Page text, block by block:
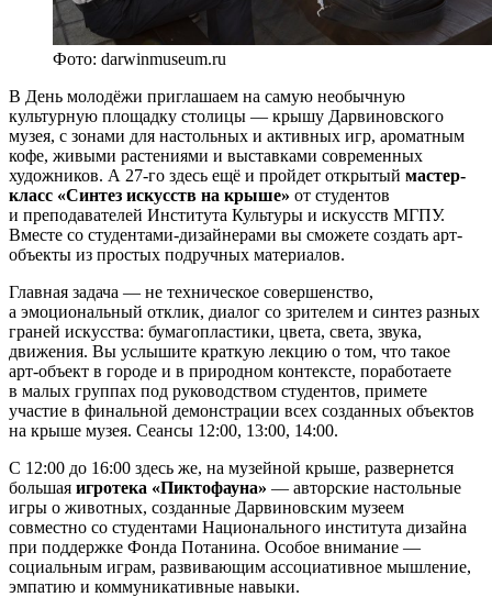
Фото: darwinmuseum.ru
В День молодёжи приглашаем на самую необычную
культурную площадку столицы — крышу Дарвиновского
музея, с зонами для настольных и активных игр, ароматным
кофе, живыми растениями и выставками современных
художников. А 27-го здесь ещё и пройдет открытый мастер-
класс «Синтез искусств на крыше» от студентов
и преподавателей Института Культуры и искусств МГПУ.
Вместе со студентами-дизайнерами вы сможете создать арт-
объекты из простых подручных материалов.
Главная задача — не техническое совершенство,
а эмоциональный отклик, диалог со зрителем и синтез разных
граней искусства: бумагопластики, цвета, света, звука,
движения. Вы услышите краткую лекцию о том, что такое
арт-объект в городе и в природном контексте, поработаете
в малых группах под руководством студентов, примете
участие в финальной демонстрации всех созданных объектов
на крыше музея. Сеансы 12:00, 13:00, 14:00.
С 12:00 до 16:00 здесь же, на музейной крыше, развернется
большая игротека «Пиктофауна» — авторские настольные
игры о животных, созданные Дарвиновским музеем
совместно со студентами Национального института дизайна
при поддержке Фонда Потанина. Особое внимание —
социальным играм, развивающим ассоциативное мышление,
эмпатию и коммуникативные навыки.